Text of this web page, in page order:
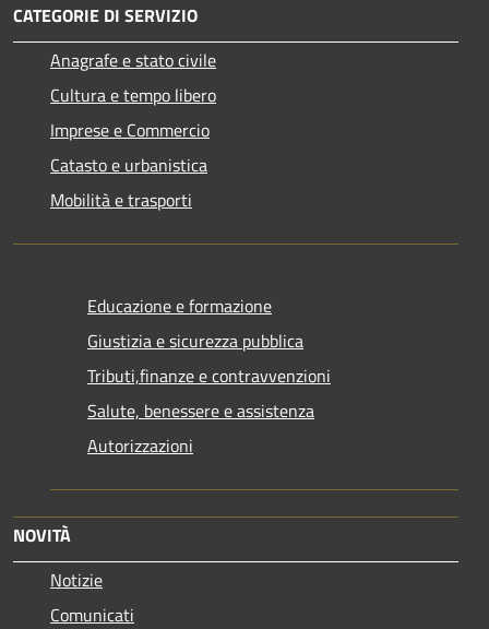
CATEGORIE DI SERVIZIO
Anagrafe e stato civile
Cultura e tempo libero
Imprese e Commercio
Catasto e urbanistica
Mobilità e trasporti
Educazione e formazione
Giustizia e sicurezza pubblica
Tributi,finanze e contravvenzioni
Salute, benessere e assistenza
Autorizzazioni
NOVITÀ
Notizie
Comunicati